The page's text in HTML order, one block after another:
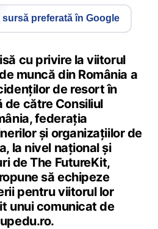
preferată în Google
cu privire la viitorul
muncă din România a
de resort în
către Consiliul
federația
și organizațiilor de
la nivel național și
de The FutureKit,
să echipeze
pentru viitorul lor
unui comunicat de